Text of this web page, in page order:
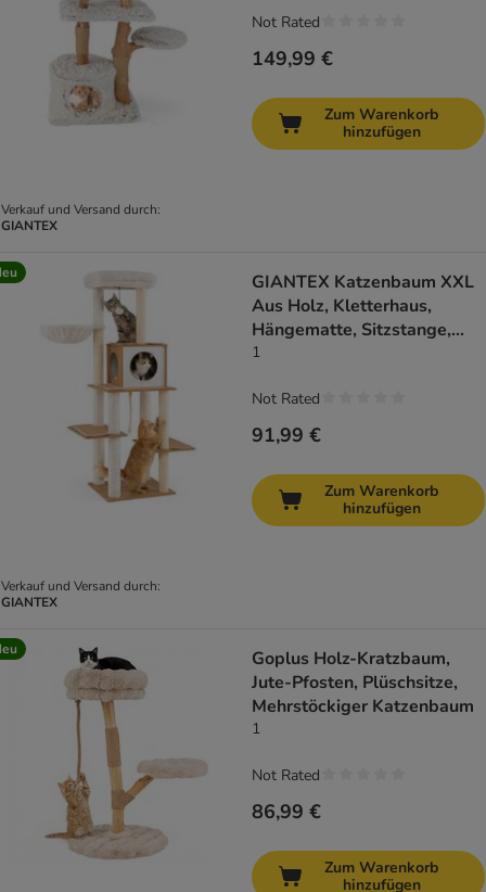
Verkauf und Versand durch:
GIANTEX
149,99 €
Not Rated
Zum Warenkorb
hinzufügen
Verkauf und Versand durch:
GIANTEX
GIANTEX Katzenbaum XXL
Aus Holz, Kletterhaus,
Hängematte, Sitzstange,
Sisal
1
91,99 €
Not Rated
Zum Warenkorb
hinzufügen
Goplus Holz-Kratzbaum,
Jute-Pfosten, Plüschsitze,
Mehrstöckiger Katzenbaum
1
86,99 €
Not Rated
Zum Warenkorb
hinzufügen